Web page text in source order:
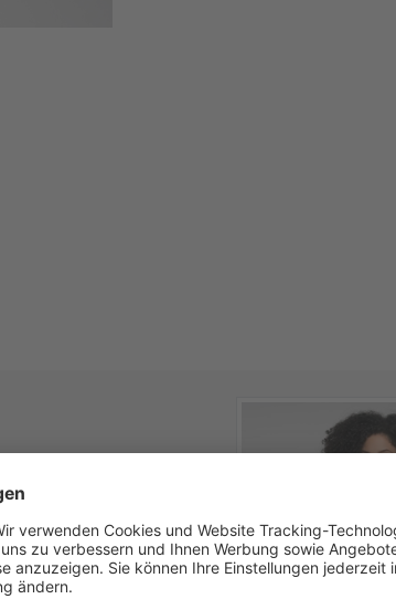
nichts mehr im
an der Bluse. Der
welches durch
und authentischen Look.